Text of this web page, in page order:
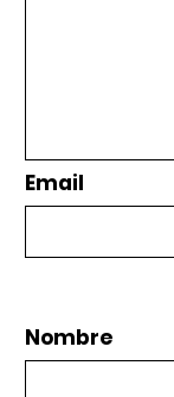
Email
Nombre